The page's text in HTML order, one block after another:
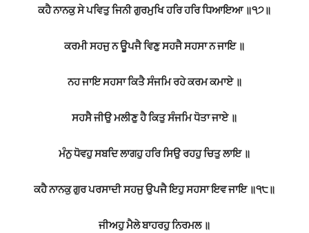
ਕਹੈ ਨਾਨਕੁ ਸੇ ਪਵਿਤੁ ਜਿਨੀ ਗੁਰਮੁਖਿ ਹਰਿ ਹਰਿ ਧਿਆਇਆ ॥੧੭॥
ਕਰਮੀ ਸਹਜੁ ਨ ਊਪਜੈ ਵਿਣੁ ਸਹਜੈ ਸਹਸਾ ਨ ਜਾਇ ॥
ਨਹ ਜਾਇ ਸਹਸਾ ਕਿਤੈ ਸੰਜਮਿ ਰਹੇ ਕਰਮ ਕਮਾਏ ॥
ਸਹਸੈ ਜੀਉ ਮਲੀਣੁ ਹੈ ਕਿਤੁ ਸੰਜਮਿ ਧੋਤਾ ਜਾਏ ॥
ਮੰਨੁ ਧੋਵਹੁ ਸਬਦਿ ਲਾਗਹੁ ਹਰਿ ਸਿਉ ਰਹਹੁ ਚਿਤੁ ਲਾਇ ॥
ਕਹੈ ਨਾਨਕੁ ਗੁਰ ਪਰਸਾਦੀ ਸਹਜੁ ਉਪਜੈ ਇਹੁ ਸਹਸਾ ਇਵ ਜਾਇ ॥੧੮॥
ਜੀਅਹੁ ਮੈਲੇ ਬਾਹਰਹੁ ਨਿਰਮਲ ॥